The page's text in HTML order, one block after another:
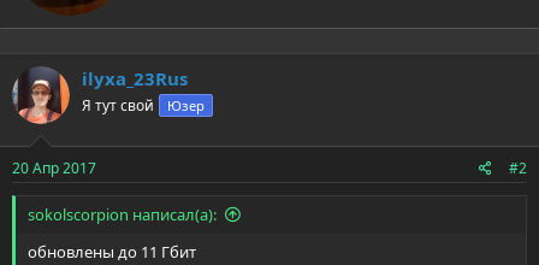
ilyxa_23Rus
Я тут свой Юзер
20 Апр 2017 #2
sokolscorpion написал(а):
обновлены до 11 Гбит